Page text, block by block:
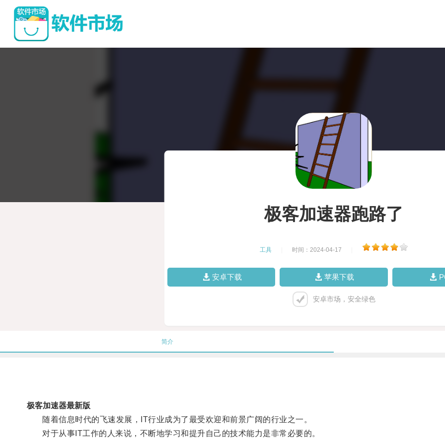
极客加速器跑路了
工具 时间：2024-04-17
安卓下载 苹果下载
安卓市场，安全绿色
简介
极客加速器最新版
随着信息时代的飞速发展，IT行业成为了最受欢迎和前景广阔的行业之一。
对于从事IT工作的人来说，不断地学习和提升自己的技术能力是非常必要的。